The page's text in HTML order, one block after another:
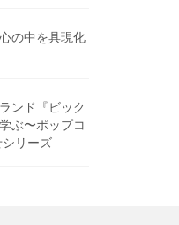
の中を具現化
ンド『ビック
ぶ〜ポップコ
リーズ